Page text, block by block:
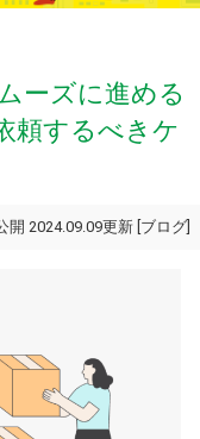
ーズに進める
頼するべきケ
2024.09.09更新 [ ブログ